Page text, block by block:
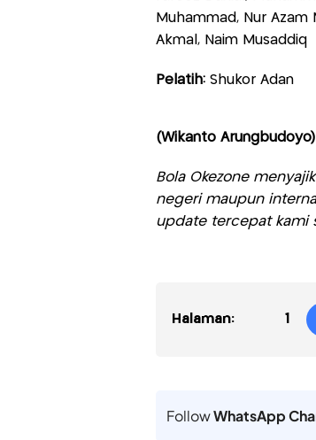
Muhammad, Nur Azam
Akmal, Naim Musaddiq
Pelatih: Shukor Adan
(Wikanto Arungbudoyo)
Bola Okezone
negeri maupun
update tercepat kami
Halaman: 1
FollowWhatsApp